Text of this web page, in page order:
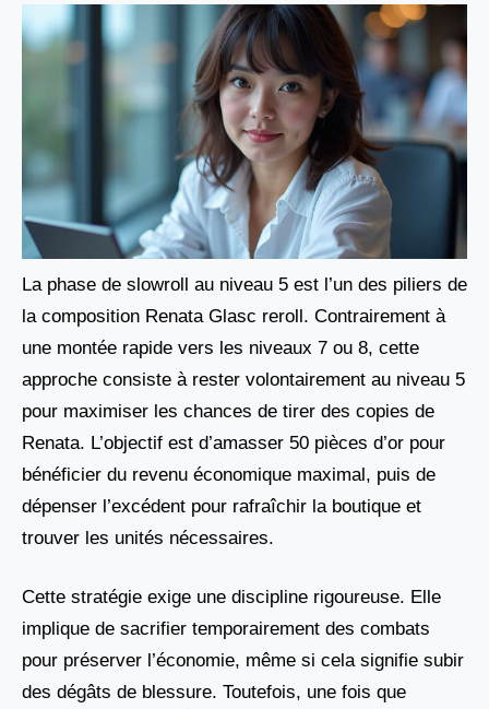
La phase de slowroll au niveau 5 est l’un des piliers de
la composition Renata Glasc reroll. Contrairement à
une montée rapide vers les niveaux 7 ou 8, cette
approche consiste à rester volontairement au niveau 5
pour maximiser les chances de tirer des copies de
Renata. L’objectif est d’amasser 50 pièces d’or pour
bénéficier du revenu économique maximal, puis de
dépenser l’excédent pour rafraîchir la boutique et
trouver les unités nécessaires.
Cette stratégie exige une discipline rigoureuse. Elle
implique de sacrifier temporairement des combats
pour préserver l’économie, même si cela signifie subir
des dégâts de blessure. Toutefois, une fois que